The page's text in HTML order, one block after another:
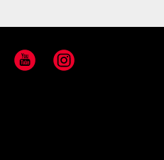
YouTube Instagram